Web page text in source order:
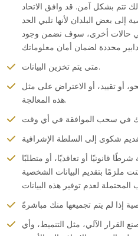
تتم بشكل آمن. قد وافق الاتحاد
إلى بعض البلدان لأنها تلبي الحد
في حالات أخرى، سوف نضمن وجود
متى يتم تخزين البيانات.
أو تقييد، أو الاعتراض على مثل
هذه المعالجة.
قانونيًا أو تعاقديًا، أو متطلبًا
ملزمًا بتقديم البيانات الشخصية
الآلي، مثل التنميط، وأي